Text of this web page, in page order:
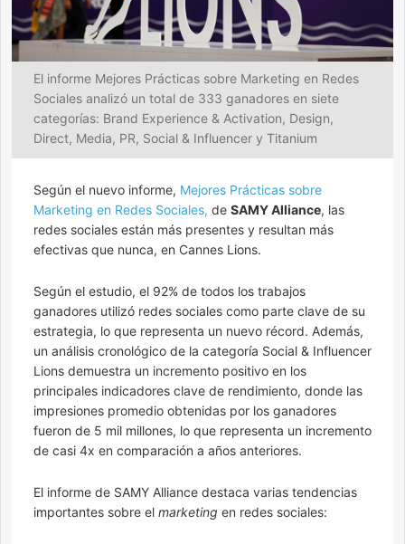
El informe Mejores Prácticas sobre Marketing en Redes
Sociales analizó un total de 333 ganadores en siete
categorías: Brand Experience & Activation, Design,
Direct, Media, PR, Social & Influencer y Titanium
Según el nuevo informe, Mejores Prácticas sobre
Marketing en Redes Sociales, de SAMY Alliance, las
redes sociales están más presentes y resultan más
efectivas que nunca, en Cannes Lions.
Según el estudio, el 92% de todos los trabajos
ganadores utilizó redes sociales como parte clave de su
estrategia, lo que representa un nuevo récord. Además,
un análisis cronológico de la categoría Social & Influencer
Lions demuestra un incremento positivo en los
principales indicadores clave de rendimiento, donde las
impresiones promedio obtenidas por los ganadores
fueron de 5 mil millones, lo que representa un incremento
de casi 4x en comparación a años anteriores.
El informe de SAMY Alliance destaca varias tendencias
importantes sobre el marketing en redes sociales: